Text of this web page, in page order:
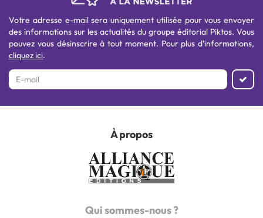
Votre adresse e-mail sera uniquement utilisée pour vous envoyer
des informations sur les actualités du groupe éditorial Piktos. Vous
pouvez vous désinscrire à tout moment. Pour plus d'informations,
cliquez ici.
À propos
Qui sommes-nous ?